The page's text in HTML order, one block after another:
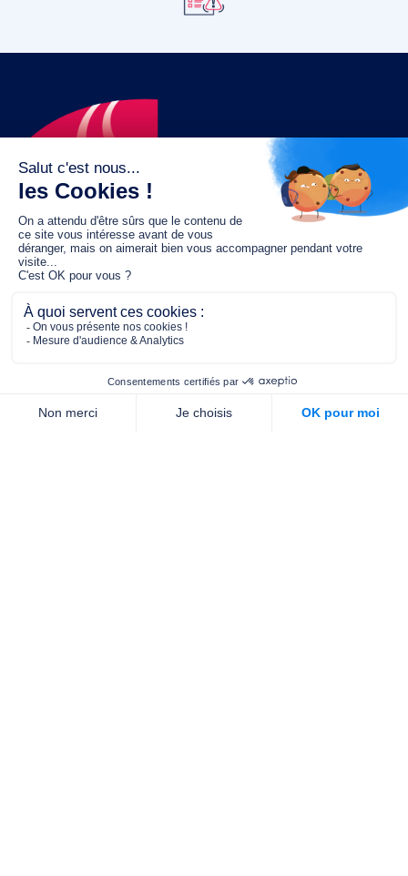
Le fonds de dotation MGC s’engage à
jouer un rôle dans la prévention santé
pour tous.
2/4 place de l’Abbé G. Hénocque
75637 PARIS CEDEX 13
01 40 78 06 56
Nous contacter
Qui sommes-nous ?